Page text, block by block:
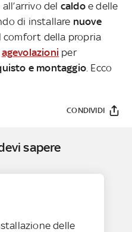
del caldoe delle
di installare nuove
comfort della propria
agevolazioni per
e montaggio . Ecco
CONDIVIDI
sapere
delle